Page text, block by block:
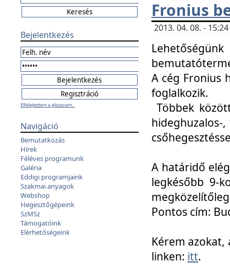
Bejelentkezés
Elfelejtettem a jelszavam...
Navigáció
Bemutatkozás
Hírek
Féléves programunk
Galéria
Eddigi programjaink
Szakmai anyagok
Webshop
Hegesztőgépeink
SzMSz
Támogatóink
Elérhetőségeink
Fronius
2013. 04. 08. -
A cég Fronius
foglalkozik.
Többek
A határidő
legkésőbb 9-
Pontos cím:
Kérem azokat,
linken: itt.